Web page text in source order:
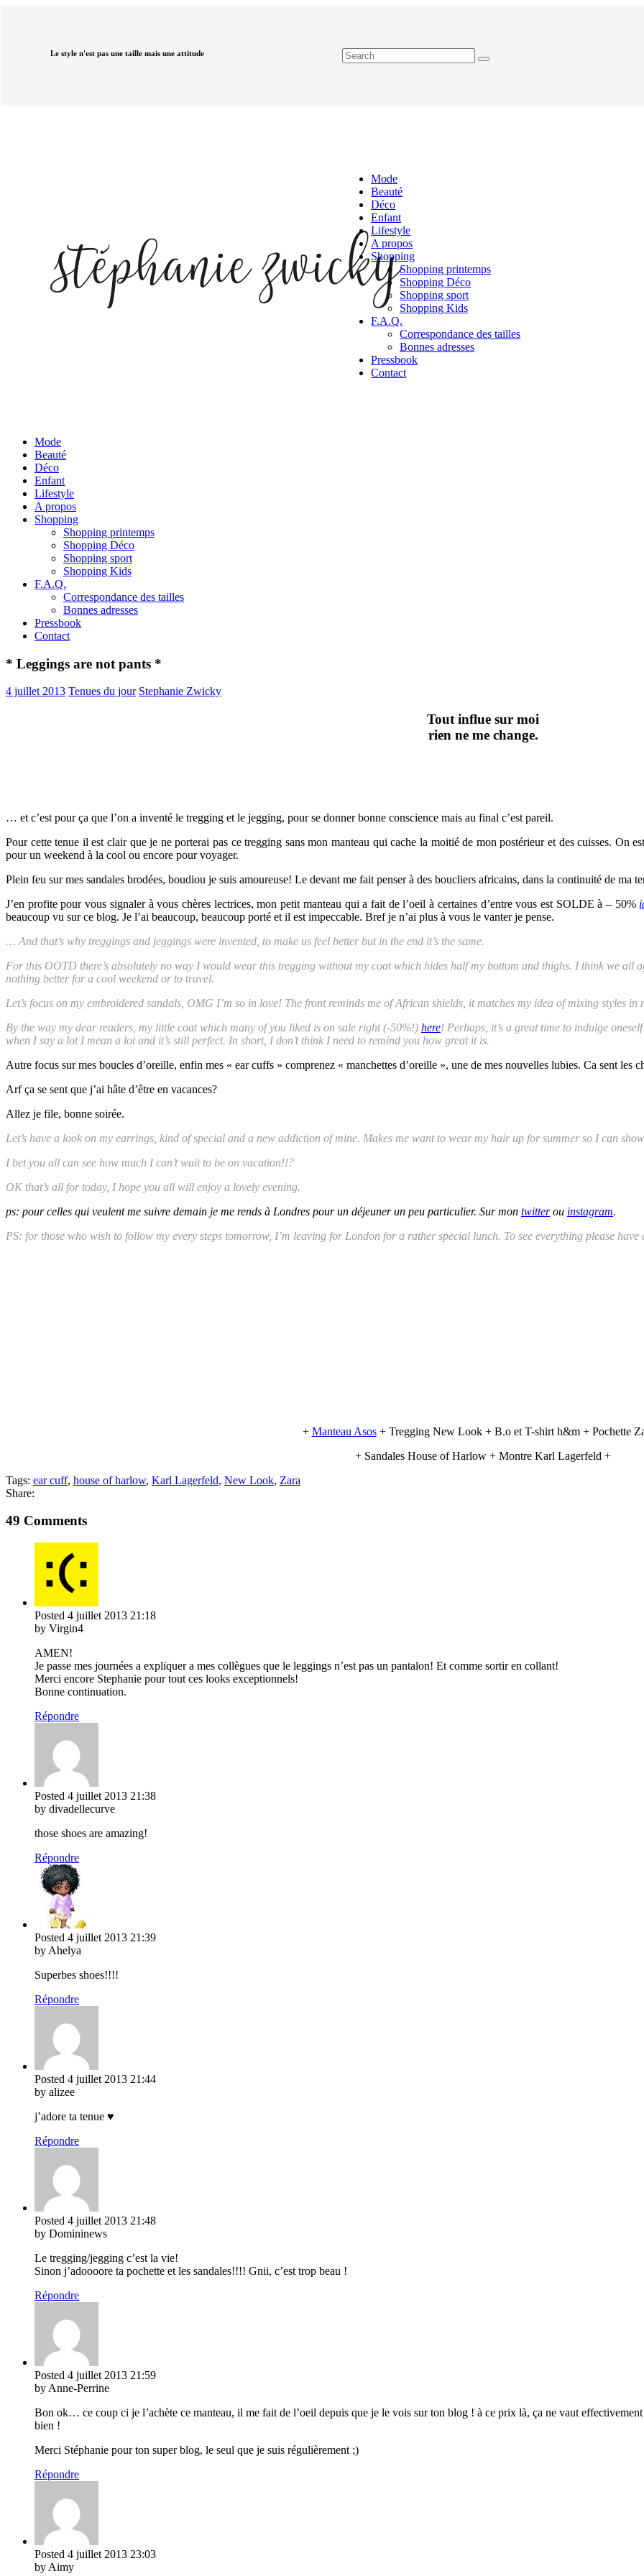
Le style n'est pas une taille mais une attitude
Mode
Beauté
Déco
Enfant
Lifestyle
A propos
Shopping
Shopping printemps
Shopping Déco
Shopping sport
Shopping Kids
F.A.Q.
Correspondance des tailles
Bonnes adresses
Pressbook
Contact
Mode
Beauté
Déco
Enfant
Lifestyle
A propos
Shopping
Shopping printemps
Shopping Déco
Shopping sport
Shopping Kids
F.A.Q.
Correspondance des tailles
Bonnes adresses
Pressbook
Contact
* Leggings are not pants *
4 juillet 2013 Tenues du jour Stephanie Zwicky
Tout influe sur moi
rien ne me change.
… et c’est pour ça que l’on a inventé le tregging et le jegging, pour se donner bonne conscience mais au final c’est pareil.
Pour cette tenue il est clair que je ne porterai pas ce tregging sans mon manteau qui cache la moitié de mon postérieur et des cuisses. On
pour un weekend à la cool ou encore pour voyager.
Plein feu sur mes sandales brodées, boudiou je suis amoureuse! Le devant me fait penser à des boucliers africains, dans la continuité de ma
J’en profite pour vous signaler à vous chères lectrices, mon petit manteau qui a fait de l’oeil à certaines d’entre vous est SOLDE à – 50%
beaucoup vu sur ce blog. Je l’ai beaucoup, beaucoup porté et il est impeccable. Bref je n’ai plus à vous le vanter je pense.
… And that’s why treggings and jeggings were invented, to make us feel better but in the end it’s the same.
For this OOTD there’s absolutely no way I would wear this tregging without my coat which hides half my bottom and thighs. I think we all
nothing better for a cool weekend or to travel.
Let’s focus on my embroidered sandals, OMG I’m so in love! The front reminds me of African shields, it matches my idea of mixing styles in
By the way my dear readers, my little coat which many of you liked is on sale right (-50%!) here! Perhaps, it’s a great time to indulge
when I say a lot I mean a lot and it’s still perfect. In short, I don’t think I need to remind you how great it is.
Autre focus sur mes boucles d’oreille, enfin mes « ear cuffs » comprenez « manchettes d’oreille », une de mes nouvelles lubies. Ca sent les
Arf ça se sent que j’ai hâte d’être en vacances?
Allez je file, bonne soirée.
Let’s have a look on my earrings, kind of special and a new addiction of mine. Makes me want to wear my hair up for summer so I can
I bet you all can see how much I can’t wait to be on vacation!!?
OK that’s all for today, I hope you all will enjoy a lovely evening.
ps: pour celles qui veulent me suivre demain je me rends à Londres pour un déjeuner un peu particulier. Sur mon twitterou instagram.
PS: for those who wish to follow my every steps tomorrow, I’m leaving for London for a rather special lunch. To see everything please
+ Manteau Asos+ Tregging New Look + B.o et T-shirt h&m + Pochette
+ Sandales House of Harlow + Montre Karl Lagerfeld +
Tags: ear cuff, house of harlow, Karl Lagerfeld, New Look, Zara
Share:
49 Comments
Posted 4 juillet 2013 21:18
by Virgin4
AMEN!
Je passe mes journées a expliquer a mes collègues que le leggings n’est pas un pantalon! Et comme sortir en collant!
Merci encore Stephanie pour tout ces looks exceptionnels!
Bonne continuation.
Répondre
Posted 4 juillet 2013 21:38
by divadellecurve
those shoes are amazing!
Répondre
Posted 4 juillet 2013 21:39
by Ahelya
Superbes shoes!!!!
Répondre
Posted 4 juillet 2013 21:44
by alizee
j’adore ta tenue ♥
Répondre
Posted 4 juillet 2013 21:48
by Domininews
Le tregging/jegging c’est la vie!
Sinon j’adoooore ta pochette et les sandales!!!! Gnii, c’est trop beau !
Répondre
Posted 4 juillet 2013 21:59
by Anne-Perrine
Bon ok… ce coup ci je l’achète ce manteau, il me fait de l’oeil depuis que je le vois sur ton blog ! à ce prix là, ça ne vaut
bien !
Merci Stéphanie pour ton super blog, le seul que je suis régulièrement ;)
Répondre
Posted 4 juillet 2013 23:03
by Aimy